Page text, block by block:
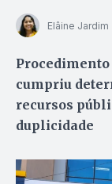
Elâine Jardim
cumpriu
recursos
duplicidade